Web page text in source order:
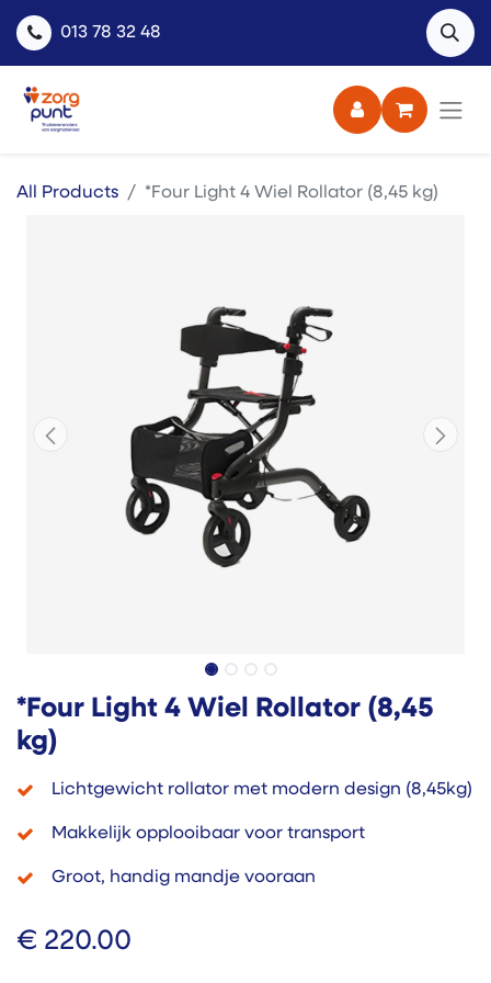
013 78 32 48
All Products *Four Light 4 Wiel Rollator (8,45 kg)
*Four Light 4 Wiel Rollator (8,45
kg)
Lichtgewicht rollator met modern design (8,45kg)
Makkelijk opplooibaar voor transport
Groot, handig mandje vooraan
€ 220.00